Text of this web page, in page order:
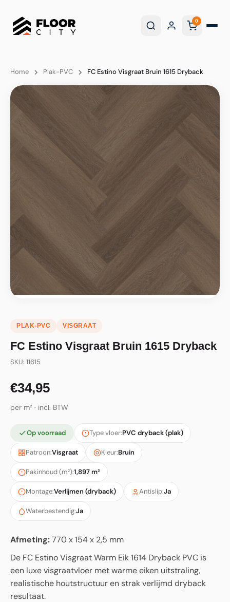
0
Home Plak-PVC FC Estino Visgraat Bruin 1615 Dryback
PLAK-PVC VISGRAAT
FC Estino Visgraat Bruin 1615 Dryback
SKU: 11615
€34,95
per m² · incl. BTW
Op voorraad Type vloer:PVC dryback (plak)
Patroon:Visgraat Kleur:Bruin
Pakinhoud (m²):1,897 m²
Montage:Verlijmen (dryback) Antislip:Ja
Waterbestendig:Ja
Afmeting:770 x 154 x 2,5 mm
De FC Estino Visgraat Warm Eik 1614 Dryback PVC is
een luxe visgraatvloer met warme eiken uitstraling,
realistische houtstructuur en strak verlijmd dryback
resultaat.